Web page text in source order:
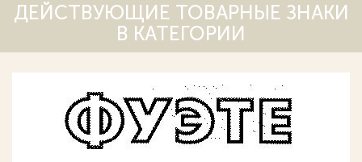
ДЕЙСТВУЮЩИЕ ТОВАРНЫЕ ЗНАКИ
В КАТЕГОРИИ